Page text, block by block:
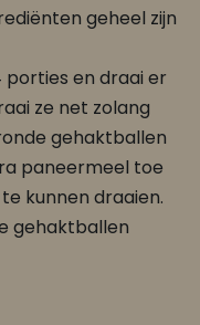
geheel zijn
en draai er
ze net zolang
gehaktballen
paneermeel toe
kunnen draaien.
gehaktballen